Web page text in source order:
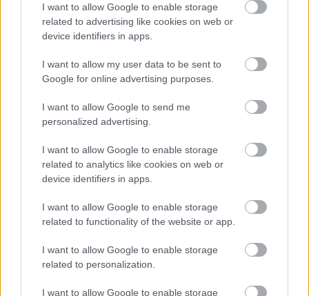
I want to allow Google to enable storage
related to advertising like cookies on web or
device identifiers in apps.
I want to allow my user data to be sent to
Google for online advertising purposes.
I want to allow Google to send me
personalized advertising.
I want to allow Google to enable storage
related to analytics like cookies on web or
device identifiers in apps.
I want to allow Google to enable storage
related to functionality of the website or app.
I want to allow Google to enable storage
related to personalization.
I want to allow Google to enable storage
Nya Ullevi, Göteborg
2026-08-08 17:00
Leeds UnitedvsManchester United2026-08-12 20:30
AC MilanvsManchester United2026-08-15 18:00
a ManUtdFanatics.hu működését!